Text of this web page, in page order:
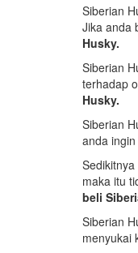
Siberian
Jika anda
Husky.
Siberian
terhadap
Husky.
Siberian
anda
maka itu
beli
Siberian
menyukai